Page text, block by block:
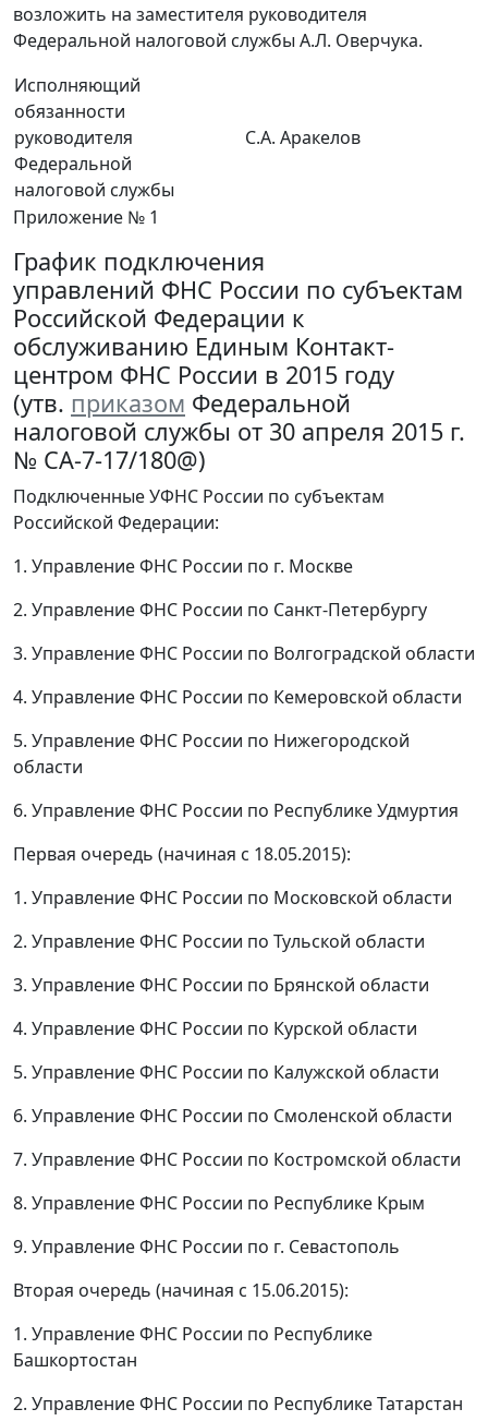
возложить на заместителя руководителя
Федеральной налоговой службы А.Л. Оверчука.
Исполняющий
обязанности
руководителя
Федеральной
налоговой службы
С.А. Аракелов
Приложение № 1
График подключения
управлений ФНС России по субъектам
Российской Федерации к
обслуживанию Единым Контакт-
центром ФНС России в 2015 году
(утв. приказом Федеральной
налоговой службы от 30 апреля 2015 г.
№ СА-7-17/180@)
Подключенные УФНС России по субъектам
Российской Федерации:
1. Управление ФНС России по г. Москве
2. Управление ФНС России по Санкт-Петербургу
3. Управление ФНС России по Волгоградской области
4. Управление ФНС России по Кемеровской области
5. Управление ФНС России по Нижегородской
области
6. Управление ФНС России по Республике Удмуртия
Первая очередь (начиная с 18.05.2015):
1. Управление ФНС России по Московской области
2. Управление ФНС России по Тульской области
3. Управление ФНС России по Брянской области
4. Управление ФНС России по Курской области
5. Управление ФНС России по Калужской области
6. Управление ФНС России по Смоленской области
7. Управление ФНС России по Костромской области
8. Управление ФНС России по Республике Крым
9. Управление ФНС России по г. Севастополь
Вторая очередь (начиная с 15.06.2015):
1. Управление ФНС России по Республике
Башкортостан
2. Управление ФНС России по Республике Татарстан